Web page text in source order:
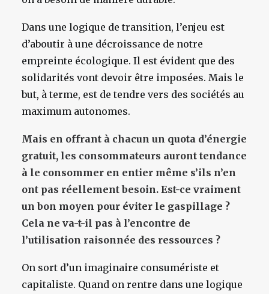
Dans une logique de transition, l’enjeu est
d’aboutir à une décroissance de notre
empreinte écologique. Il est évident que des
solidarités vont devoir être imposées. Mais le
but, à terme, est de tendre vers des sociétés au
maximum autonomes.
Mais en offrant à chacun un quota d’énergie
gratuit, les consommateurs auront tendance
à le consommer en entier même s’ils n’en
ont pas réellement besoin. Est-ce vraiment
un bon moyen pour éviter le gaspillage ?
Cela ne va-t-il pas à l’encontre de
l’utilisation raisonnée des ressources ?
On sort d’un imaginaire consumériste et
capitaliste. Quand on rentre dans une logique